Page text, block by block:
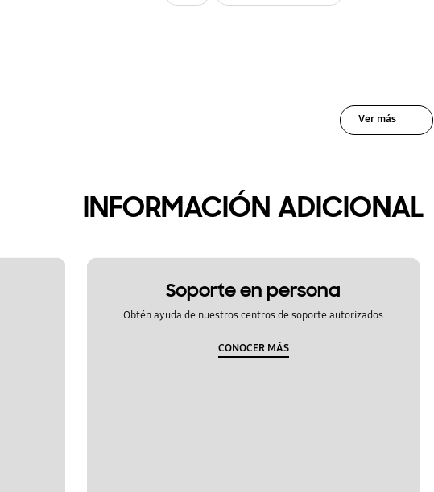
Ver más
INFORMACIÓN ADICIONAL
Soporte en persona
Obtén ayuda de nuestros centros de soporte autorizados
CONOCER MÁS